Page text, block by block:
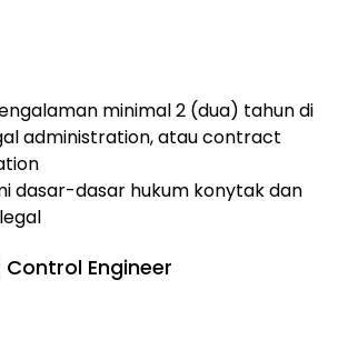
minimal 2 (dua) tahun di
administration, atau contract
dasar-dasar hukum konytak dan
Engineer